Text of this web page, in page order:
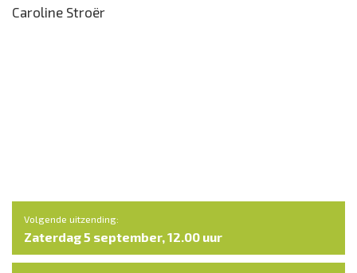
Caroline Stroër
Volgende uitzending:
Zaterdag 5 september, 12.00 uur